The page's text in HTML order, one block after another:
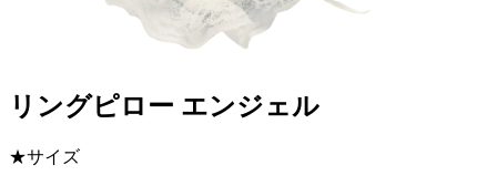
リングピロー エンジェル
★サイズ